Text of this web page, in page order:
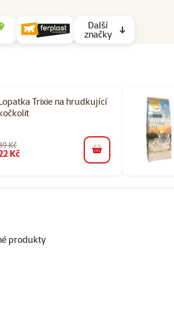
Další
značky
Trixie na hrudkující
Kč
Kč do košíku
Péče o drápky a srst u králíků a hlodavců
produkty